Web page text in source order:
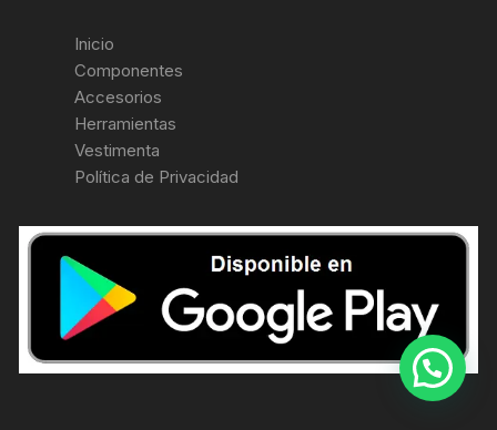
Inicio
Componentes
Accesorios
Herramientas
Vestimenta
Política de Privacidad